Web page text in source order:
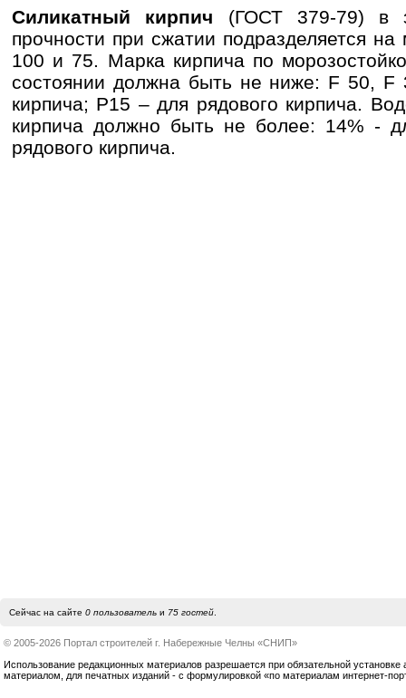
Силикатный кирпич (ГОСТ 379-79) в
прочности при сжатии подразделяется
100 и 75. Марка кирпича по
состоянии должна быть не ниже: F 50, F
кирпича; Р15 – для рядового кирпича.
кирпича должно быть не более: 14% -
рядового кирпича.
Сейчас на сайте 0 пользовательи 75 гостей.
© 2005-2026 Портал строителей г. Набережные Челны «СНИП»
Использование редакционных материалов разрешается при обязательной установке
материалом, для печатных изданий - с формулировкой «по материалам интернет-